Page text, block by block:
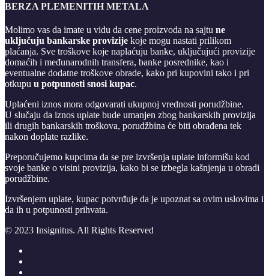
BERZA PLEMENITIH METALA
Molimo vas da imate u vidu da cene proizvoda na sajtu ne
uključuju bankarske provizije koje mogu nastati prilikom
plaćanja. Sve troškove koje naplaćuju banke, uključujući provizije
domaćih i međunarodnih transfera, banke posrednike, kao i
eventualne dodatne troškove obrade, kako pri kupovini tako i pri
otkupu u potpunosti snosi kupac.
Uplaćeni iznos mora odgovarati ukupnoj vrednosti porudžbine.
U slučaju da iznos uplate bude umanjen zbog bankarskih provizija
ili drugih bankarskih troškova, porudžbina će biti obrađena tek
nakon doplate razlike.
Preporučujemo kupcima da se pre izvršenja uplate informišu kod
svoje banke o visini provizija, kako bi se izbegla kašnjenja u obradi
porudžbine.
Izvršenjem uplate, kupac potvrđuje da je upoznat sa ovim uslovima i
da ih u potpunosti prihvata.
© 2023 Insignitus. All Rights Reserved